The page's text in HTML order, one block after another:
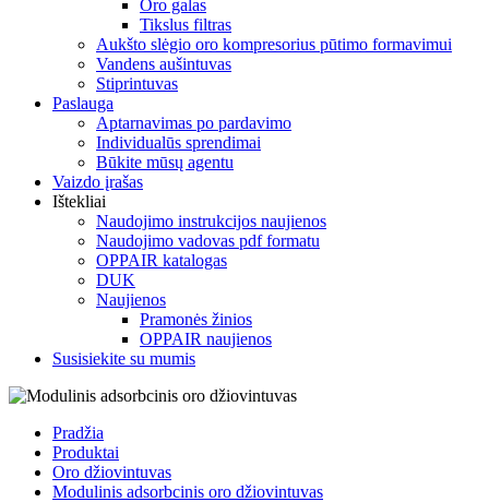
Oro galas
Tikslus filtras
Aukšto slėgio oro kompresorius pūtimo formavimui
Vandens aušintuvas
Stiprintuvas
Paslauga
Aptarnavimas po pardavimo
Individualūs sprendimai
Būkite mūsų agentu
Vaizdo įrašas
Ištekliai
Naudojimo instrukcijos naujienos
Naudojimo vadovas pdf formatu
OPPAIR katalogas
DUK
Naujienos
Pramonės žinios
OPPAIR naujienos
Susisiekite su mumis
Pradžia
Produktai
Oro džiovintuvas
Modulinis adsorbcinis oro džiovintuvas